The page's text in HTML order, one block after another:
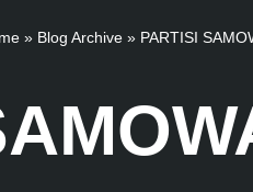
» Blog Archive» PARTISI